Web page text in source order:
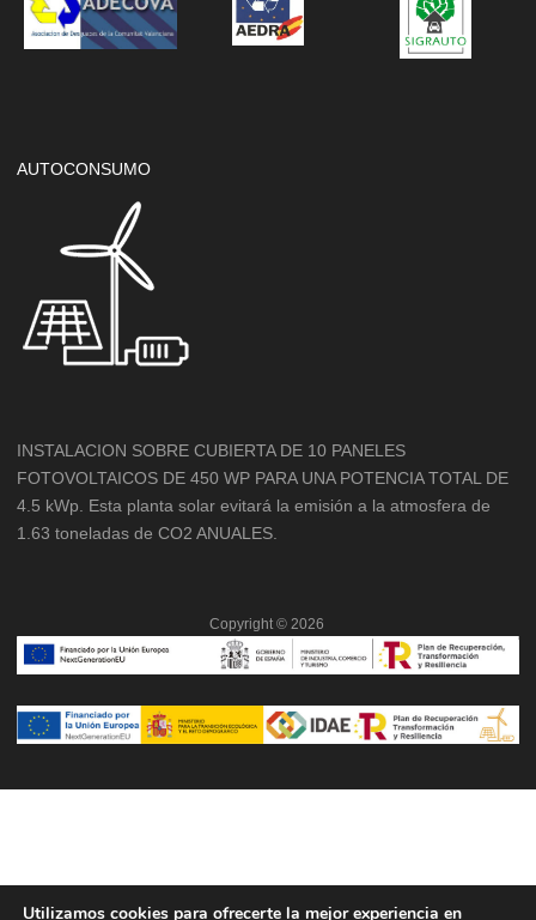
AUTOCONSUMO
INSTALACION SOBRE CUBIERTA DE 10 PANELES
FOTOVOLTAICOS DE 450 WP PARA UNA POTENCIA TOTAL DE
4.5 kWp. Esta planta solar evitará la emisión a la atmosfera de
1.63 toneladas de CO2 ANUALES.
Copyright © 2026
Utilizamos cookies para ofrecerte la mejor experiencia en